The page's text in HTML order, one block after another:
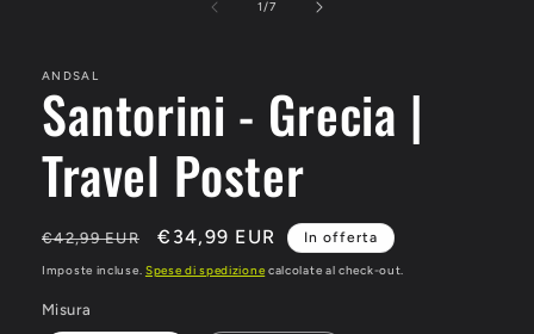
1/su
7
ANDSAL
Santorini - Grecia |
Travel Poster
Prezzo
di
€42,99 EUR
Prezzo
scontato
€34,99 EUR In offerta
Imposte incluse. Spese di spedizione calcolate al check-out.
Misura